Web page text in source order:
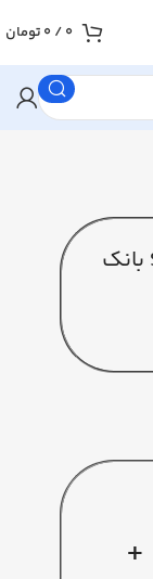
0
/
0 تومان
دانلود کارتخوان مدل S910 بانک